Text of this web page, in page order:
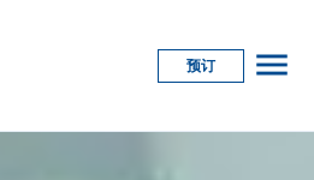
预订 menu